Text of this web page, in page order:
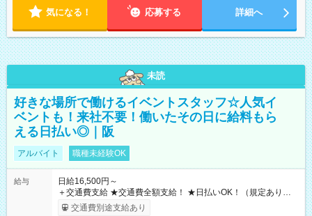
気になる！ 応募する 詳細へ
未読
好きな場所で働けるイベントスタッフ☆人気イ
ベントも！来社不要！働いたその日に給料もら
える日払い◎｜阪
アルバイト 職種未経験OK
給与
日給16,500円～
＋交通費支給 ★交通費全額支給！ ★日払いOK！（規定あり） ┗
働いたその日に現金GET♪ お仕事後はコンビニATMから 日払
交通費別途支給あり